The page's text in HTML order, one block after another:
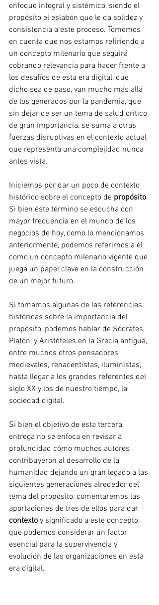
enfoque integral y sistémico, siendo el
propósito el eslabón que le da solidez y
consistencia a este proceso. Tomemos
en cuenta que nos estamos refiriendo a
un concepto milenario que seguirá
cobrando relevancia para hacer frente a
los desafíos de esta era digital, que
dicho sea de paso, van mucho más allá
de los generados por la pandemia, que
sin dejar de ser un tema de salud crítico
de gran importancia, se suma a otras
fuerzas disruptivas en el contexto actual
que representa una complejidad nunca
antes vista.
Iniciemos por dar un poco de contexto
histórico sobre el concepto de propósito.
Si bien éste término se escucha con
mayor frecuencia en el mundo de los
negocios de hoy, como lo mencionamos
anteriormente, podemos referirnos a él
como un concepto milenario vigente que
juega un papel clave en la construcción
de un mejor futuro.
Si tomamos algunas de las referencias
históricas sobre la importancia del
propósito, podemos hablar de Sócrates,
Platón, y Aristóteles en la Grecia antigua,
entre muchos otros pensadores
medievales, renacentistas, iluministas,
hasta llegar a los grandes referentes del
siglo XX y los de nuestro tiempo, la
sociedad digital.
Si bien el objetivo de esta tercera
entrega no se enfoca en revisar a
profundidad cómo muchos autores
contribuyeron al desarrollo de la
humanidad dejando un gran legado a las
siguientes generaciones alrededor del
tema del propósito, comentaremos las
aportaciones de tres de ellos para dar
contexto y significado a este concepto
que podemos considerar un factor
esencial para la supervivencia y
evolución de las organizaciones en esta
era digital.